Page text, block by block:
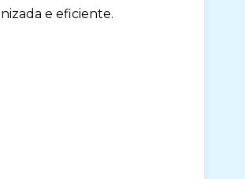
e eficiente.